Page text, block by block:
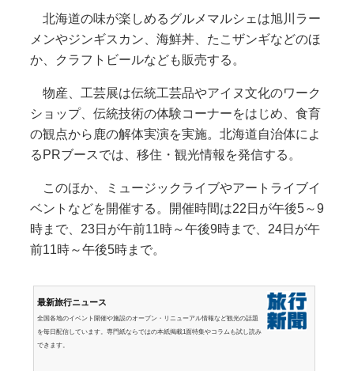
北海道の味が楽しめるグルメマルシェは旭川ラー
メンやジンギスカン、海鮮丼、たこザンギなどのほ
か、クラフトビールなども販売する。
物産、工芸展は伝統工芸品やアイヌ文化のワーク
ショップ、伝統技術の体験コーナーをはじめ、食育
の観点から鹿の解体実演を実施。北海道自治体によ
るPRブースでは、移住・観光情報を発信する。
このほか、ミュージックライブやアートライブイ
ベントなどを開催する。開催時間は22日が午後5～9
時まで、23日が午前11時～午後9時まで、24日が午
前11時～午後5時まで。
最新旅行ニュース
全国各地のイベント開催や施設のオープン・リニューアル情報など観光の話題
を毎日配信しています。専門紙ならではの本紙掲載1面特集やコラムも試し読み
できます。